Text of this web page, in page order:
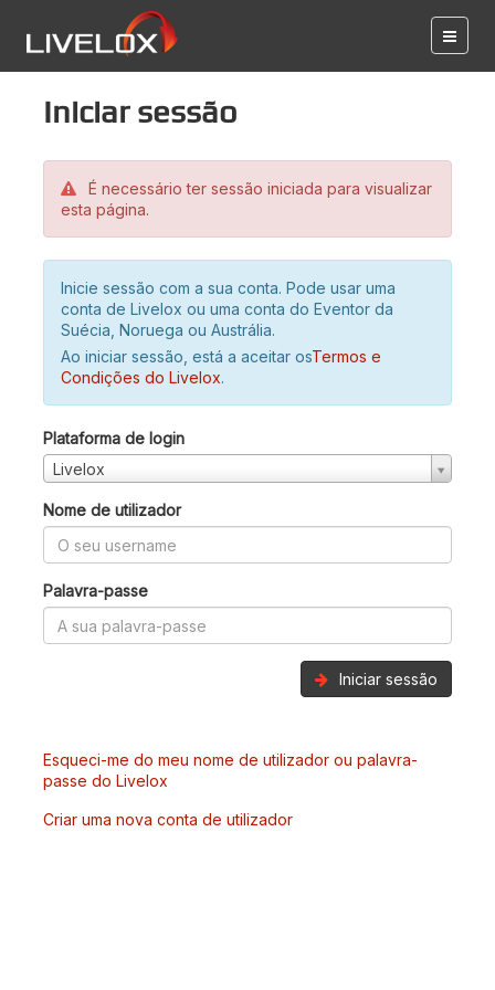
Iniciar sessão
É necessário ter sessão iniciada para visualizar
esta página.
Inicie sessão com a sua conta. Pode usar uma
conta de Livelox ou uma conta do Eventor da
Suécia, Noruega ou Austrália.
Ao iniciar sessão, está a aceitar osTermos e
Condições do Livelox.
Plataforma de login
Livelox
Nome de utilizador
Palavra-passe
Iniciar sessão
Esqueci-me do meu nome de utilizador ou palavra-
passe do Livelox
Criar uma nova conta de utilizador